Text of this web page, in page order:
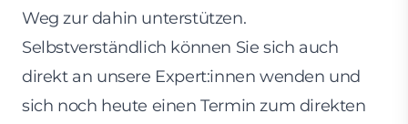
Weg zur dahin unterstützen.
Selbstverständlich können Sie sich auch
direkt an unsere Expert:innen wenden und
sich noch heute einen Termin zum direkten